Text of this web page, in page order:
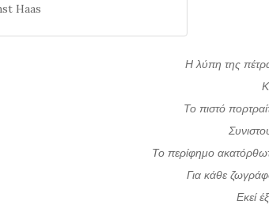
Haas
Η λύπη της
Το πιστό
Το περίφημο
Για κάθε
Εκεί